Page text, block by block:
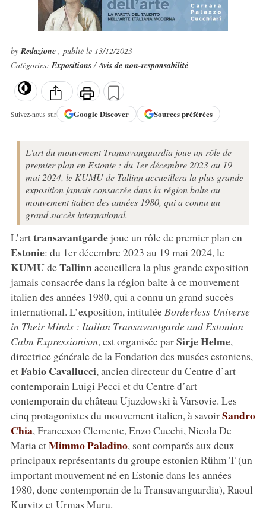
byRedazione , publié le 13/12/2023
Catégories:Expositions/Avis de non-responsabilité
Suivez-nous sur GoogleDiscover Sources préférées
L'art du mouvement Transavanguardia joue un rôle de
premier plan en Estonie : du 1er décembre 2023 au 19
mai 2024, le KUMU de Tallinn accueillera la plus grande
exposition jamais consacrée dans la région balte au
mouvement italien des années 1980, qui a connu un
grand succès international.
L’arttransavantgarde joue un rôle de premier plan en
Estonie: du 1er décembre 2023 au 19 mai 2024, le
KUMUdeTallinnaccueillera la plus grande exposition
jamais consacrée dans la région balte à ce mouvement
italien des années 1980, qui a connu un grand succès
international. L’exposition, intitulée Borderless Universe
in Their Minds : Italian Transavantgarde and Estonian
Calm Expressionism, est organisée parSirje Helme,
directrice générale de la Fondation des musées estoniens,
etFabio Cavallucci, ancien directeur du Centre d’art
contemporain Luigi Pecci et du Centre d’art
contemporain du château Ujazdowski à Varsovie. Les
cinq protagonistes du mouvement italien, à savoirSandro
Chia, Francesco Clemente, Enzo Cucchi, Nicola De
Maria etMimmo Paladino, sont comparés aux deux
principaux représentants du groupe estonien Rühm T (un
important mouvement né en Estonie dans les années
1980, donc contemporain de la Transavanguardia), Raoul
Kurvitz et Urmas Muru.